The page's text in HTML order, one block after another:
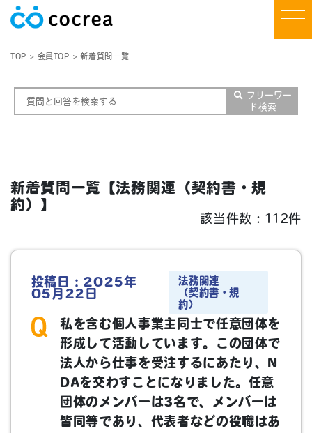
TOP 会員TOP 新着質問一覧
フリーワー
ド検索
新着質問一覧【法務関連（契約書・規
約）】
該当件数：112件
投稿日：2025年
05月22日
法務関連
（契約書・規
約）
私を含む個人事業主同士で任意団体を
形成して活動しています。この団体で
法人から仕事を受注するにあたり、N
DAを交わすことになりました。任意
団体のメンバーは3名で、メンバーは
皆同等であり、代表者などの役職はあ